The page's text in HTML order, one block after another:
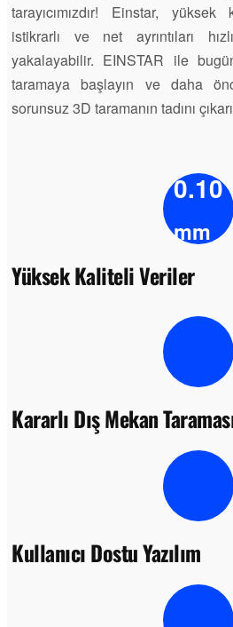
tarayıcımızdır! Einstar,
istikrarlı ve net ayrıntıları
yakalayabilir. EINSTAR ile
taramaya başlayın ve daha
sorunsuz 3D taramanın tadını
0.10
mm
Yüksek Kaliteli Veriler
Kararlı Dış Mekan
Kullanıcı Dostu Yazılım